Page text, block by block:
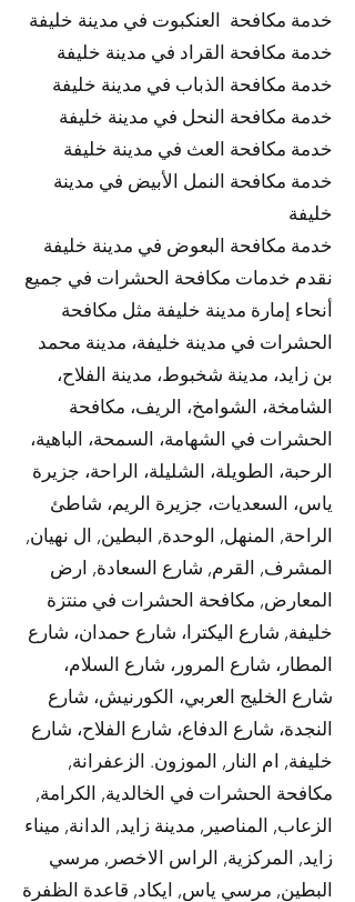
خدمة مكافحة العنكبوت في مدينة خليفة
خدمة مكافحة القراد في مدينة خليفة
خدمة مكافحة الذباب في مدينة خليفة
خدمة مكافحة النحل في مدينة خليفة
خدمة مكافحة العث في مدينة خليفة
خدمة مكافحة النمل الأبيض في مدينة
خليفة
خدمة مكافحة البعوض في مدينة خليفة
نقدم خدمات مكافحة الحشرات في جميع
أنحاء إمارة مدينة خليفة مثل مكافحة
الحشرات في مدينة خليفة، مدينة محمد
بن زايد، مدينة شخبوط، مدينة الفلاح،
الشامخة، الشوامخ، الريف، مكافحة
الحشرات في الشهامة، السمحة، الباهية،
الرحبة، الطويلة، الشليلة، الراحة، جزيرة
ياس، السعديات، جزيرة الريم، شاطئ
الراحة, المنهل, الوحدة, البطين, ال نهيان,
المشرف, القرم, شارع السعادة, ارض
المعارض, مكافحة الحشرات في منتزة
خليفة, شارع اليكترا، شارع حمدان، شارع
المطار، شارع المرور، شارع السلام،
شارع الخليج العربي، الكورنيش، شارع
النجدة، شارع الدفاع، شارع الفلاح، شارع
خليفة, ام النار, الموزون. الزعفرانة,
مكافحة الحشرات في الخالدية, الكرامة,
الزعاب, المناصير, مدينة زايد, الدانة, ميناء
زايد, المركزية, الراس الاخصر, مرسي
البطين, مرسي ياس, ايكاد, قاعدة الظفرة